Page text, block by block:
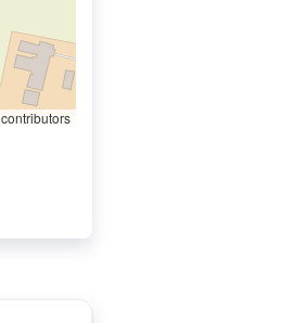
contributors